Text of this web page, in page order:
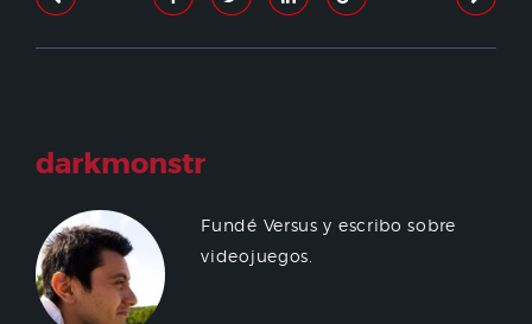
darkmonstr
Fundé Versus y escribo sobre
videojuegos.